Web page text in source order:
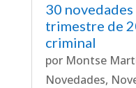
30
trimestre de
criminal
por Montse
Novedades,